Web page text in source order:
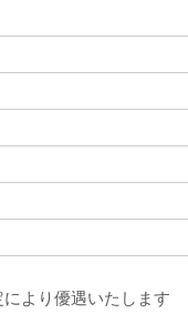
より優遇いたします